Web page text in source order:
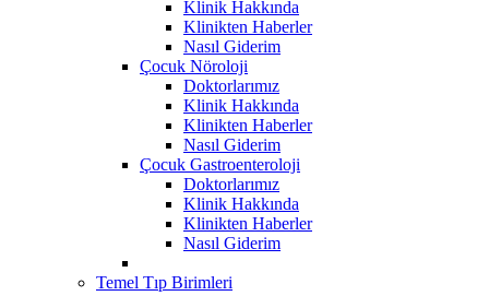
Klinik Hakkında
Klinikten Haberler
Nasıl Giderim
Çocuk Nöroloji
Doktorlarımız
Klinik Hakkında
Klinikten Haberler
Nasıl Giderim
Çocuk Gastroenteroloji
Doktorlarımız
Klinik Hakkında
Klinikten Haberler
Nasıl Giderim
Temel Tıp Birimleri